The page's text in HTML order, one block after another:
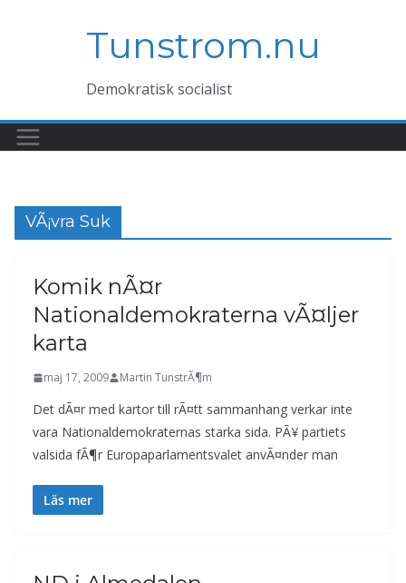
Tunstrom.nu
Demokratisk socialist
VÃ¡vra Suk
Komik nÃ¤r
Nationaldemokraterna vÃ¤ljer
karta
maj 17, 2009 Martin TunstrÃ¶m
Det dÃ¤r med kartor till rÃ¤tt sammanhang verkar inte
vara Nationaldemokraternas starka sida. PÃ¥ partiets
valsida fÃ¶r Europaparlamentsvalet anvÃ¤nder man
Läs mer